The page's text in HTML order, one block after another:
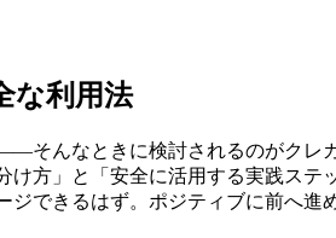
な利用法
そんなときに検討されるのがクレ
方」と「安全に活用する実践ス
できるはず。ポジティブに前へ進